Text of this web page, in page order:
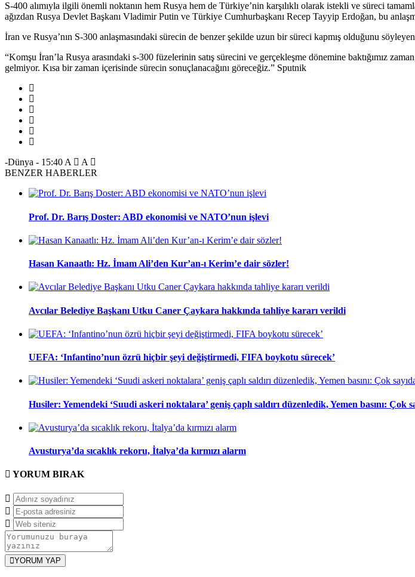
S-400 alımıyla ilgili önemli noktanın hem Rusya hem de Türkiye’nin karşılıklı olarak istekli ve süreci
ağızdan Rusya Devlet Başkanı Vladimir Putin ve Türkiye Cumhurbaşkanı Recep Tayyip Erdoğan, bu
İran ve Rusya’nın S-300 anlaşmasındaki sürecin de benzer şekilde uzun bir süreci kapmış olduğunu
“Komşu İran’la Rusya arasındaki s-300 füzelerinin satış sürecini ve gerçekleşme dönemine baktığımız
gelmiyor. Kısa bir zaman içerisinde sürecin sonuçlanacağını göreceğiz.” Sputnik
-Dünya - 15:40 A
A
BENZER HABERLER
Prof. Dr. Barış Doster: ABD ekonomisi ve NATO’nun işlevi
Hasan Kanaatlı: Hz. İmam Ali’den Kur’an-ı Kerim’e dair sözler!
Avcılar Belediye Başkanı Utku Caner Çaykara hakkında tahliye kararı verildi
UEFA: ‘Infantino’nun özrü hiçbir şeyi değiştirmedi, FIFA boykotu sürecek’
Husiler: Yemendeki ‘Suudi askeri noktalara’ geniş çaplı saldırı düzenledik, Yemen basını: Çok
Avusturya’da sıcaklık rekoru, İtalya’da kırmızı alarm
YORUM BIRAK
YORUM YAP